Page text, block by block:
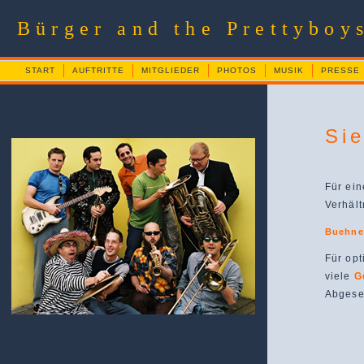
Bürger and the
START AUFTRITTE MITGLIEDER PHOTOS MUSIK PRESSE
Für
Für
viele